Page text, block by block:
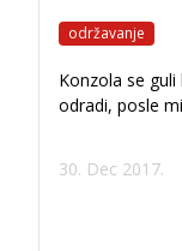
održavanje
Konzola se
odradi, posle
30. Dec 2017.